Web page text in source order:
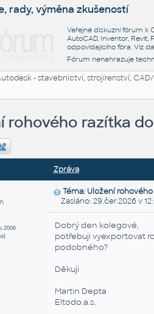
rady, výměna zkušeností
Veřejné diskuzní fórum k
AutoCAD, Inventor,
odpovídajícího fóra. Viz
Fórum nenahrazuje
- stavebnictví, strojírenství,
rohového razítka
Zpráva
Téma: Uložení
Zasláno: 29.čer.2026 v
Dobrý den kolegové,
potřebuji vyexportovat
podobného?
Děkuji
Martin Depta
Eltodo.a.s.